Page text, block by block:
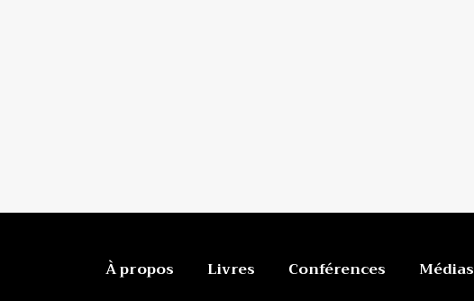
À propos Livres Conférences Médias